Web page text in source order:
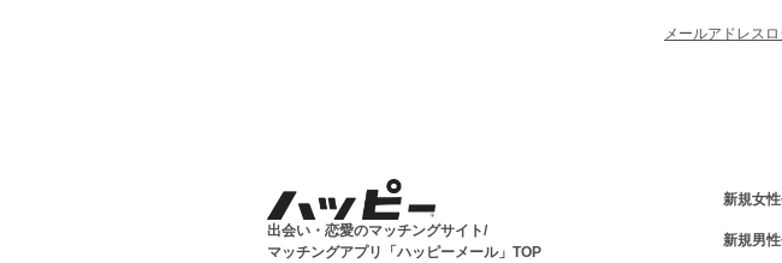
メールアドレス
出会い・恋愛のマッチングサイト/
マッチングアプリ「ハッピーメール」TOP
新規女
新規男